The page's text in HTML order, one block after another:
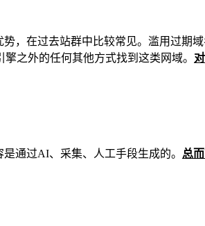
，在过去站群中比较常见。滥用过期
之外的任何其他方式找到这类网域。
通过AI、采集、人工手段生成的。 总